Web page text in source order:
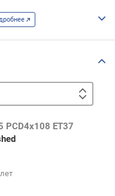
PCD4x108 ET37